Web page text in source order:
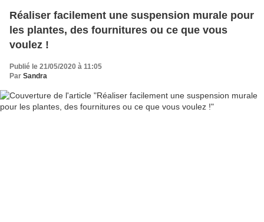
Réaliser facilement une suspension murale pour
les plantes, des fournitures ou ce que vous
voulez !
Publié le 21/05/2020 à 11:05
Par Sandra